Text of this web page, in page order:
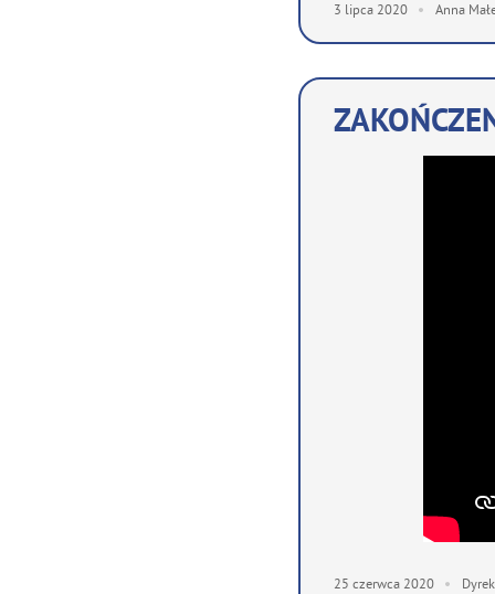
3 lipca 2020 Anna
25 czerwca 2020